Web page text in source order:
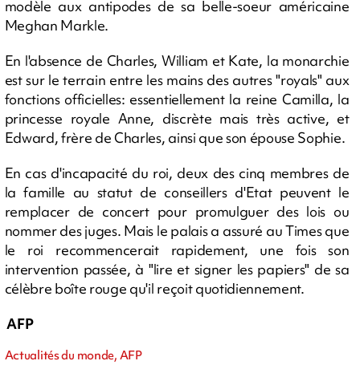
modèle aux antipodes de sa belle-soeur américaine
Meghan Markle.
En l'absence de Charles, William et Kate, la monarchie
est sur le terrain entre les mains des autres "royals" aux
fonctions officielles: essentiellement la reine Camilla, la
princesse royale Anne, discrète mais très active, et
Edward, frère de Charles, ainsi que son épouse Sophie.
En cas d'incapacité du roi, deux des cinq membres de
la famille au statut de conseillers d'Etat peuvent le
remplacer de concert pour promulguer des lois ou
nommer des juges. Mais le palais a assuré au Times que
le roi recommencerait rapidement, une fois son
intervention passée, à "lire et signer les papiers" de sa
célèbre boîte rouge qu'il reçoit quotidiennement.
AFP
Actualités du monde, AFP